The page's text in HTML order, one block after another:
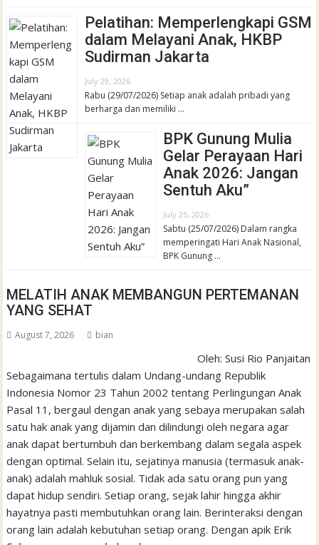
Pelatihan: Memperlengkapi GSM
dalam Melayani Anak, HKBP
Sudirman Jakarta
July 29, 2026
Rabu (29/07/2026) Setiap anak adalah pribadi yang
berharga dan memiliki …
BPK Gunung Mulia
Gelar Perayaan Hari
Anak 2026: Jangan
Sentuh Aku”
July 25, 2026
Sabtu (25/07/2026) Dalam rangka
memperingati Hari Anak Nasional,
BPK Gunung …
MELATIH ANAK MEMBANGUN PERTEMANAN
YANG SEHAT
August 7, 2026 bian
Oleh: Susi Rio Panjaitan
Sebagaimana tertulis dalam Undang-undang Republik
Indonesia Nomor 23 Tahun 2002 tentang Perlingungan Anak
Pasal 11, bergaul dengan anak yang sebaya merupakan salah
satu hak anak yang dijamin dan dilindungi oleh negara agar
anak dapat bertumbuh dan berkembang dalam segala aspek
dengan optimal. Selain itu, sejatinya manusia (termasuk anak-
anak) adalah mahluk sosial. Tidak ada satu orang pun yang
dapat hidup sendiri. Setiap orang, sejak lahir hingga akhir
hayatnya pasti membutuhkan orang lain. Berinteraksi dengan
orang lain adalah kebutuhan setiap orang. Dengan apik Erik